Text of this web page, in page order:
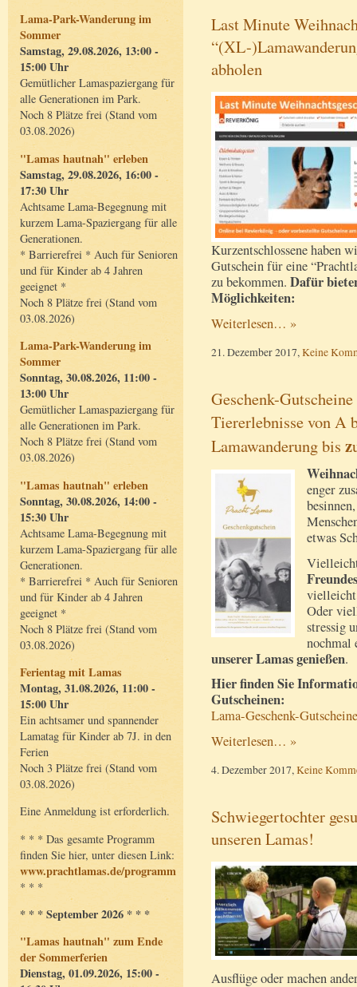
Lama-Park-Wanderung im
Sommer
Samstag, 29.08.2026, 13:00 -
15:00 Uhr
Gemütlicher Lamaspaziergang für
alle Generationen im Park.
Noch 8 Plätze frei (Stand vom
03.08.2026)
"Lamas hautnah" erleben
Samstag, 29.08.2026, 16:00 -
17:30 Uhr
Achtsame Lama-Begegnung mit
kurzem Lama-Spaziergang für alle
Generationen.
* Barrierefrei * Auch für Senioren
und für Kinder ab 4 Jahren
geeignet *
Noch 8 Plätze frei (Stand vom
03.08.2026)
Lama-Park-Wanderung im
Sommer
Sonntag, 30.08.2026, 11:00 -
13:00 Uhr
Gemütlicher Lamaspaziergang für
alle Generationen im Park.
Noch 8 Plätze frei (Stand vom
03.08.2026)
"Lamas hautnah" erleben
Sonntag, 30.08.2026, 14:00 -
15:30 Uhr
Achtsame Lama-Begegnung mit
kurzem Lama-Spaziergang für alle
Generationen.
* Barrierefrei * Auch für Senioren
und für Kinder ab 4 Jahren
geeignet *
Noch 8 Plätze frei (Stand vom
03.08.2026)
Ferientag mit Lamas
Montag, 31.08.2026, 11:00 -
15:00 Uhr
Ein achtsamer und spannender
Lamatag für Kinder ab 7J. in den
Ferien
Noch 3 Plätze frei (Stand vom
03.08.2026)
Eine Anmeldung ist erforderlich.
* * * Das gesamte Programm
finden Sie hier, unter diesen Link:
www.prachtlamas.de/programm
* * *
* * * September 2026 * * *
"Lamas hautnah" zum Ende
der Sommerferien
Dienstag, 01.09.2026, 15:00 -
Last Minute
“(XL-
abholen
Kurzentschlossene haben
Gutschein für eine
zu bekommen. Dafür
Möglichkeiten:
Weiterlesen… »
21. Dezember 2017,Keine
Geschenk-
Tiererlebnisse von A
Lamawanderung bis z
enger
etwas
Oder
stressig
nochmal
unserer Lamas genießen.
Hier finden Sie
Gutscheinen:
Lama-Geschenk-Gutscheine
Weiterlesen… »
4. Dezember 2017,Keine
Schwiegertochter
unseren Lamas!
Ausflüge oder machen